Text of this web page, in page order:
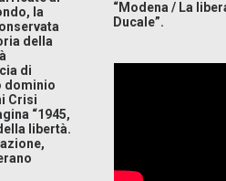
la
della
di
dominio
Crisi
“1945,
libertà.
“Modena / La
Ducale”.